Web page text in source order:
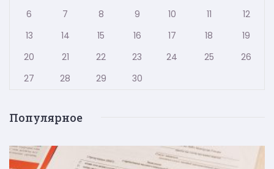
6
7 8 9 10 11
12
13
14 15 16 17 18
19
20
21 22 23 24 25
26
27
28 29 30
Популярное